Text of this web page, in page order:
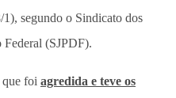
segundo o Sindicato dos
(SJPDF).
que foi agredida e teve os